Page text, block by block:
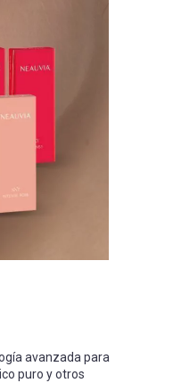
avanzada para
puro y otros